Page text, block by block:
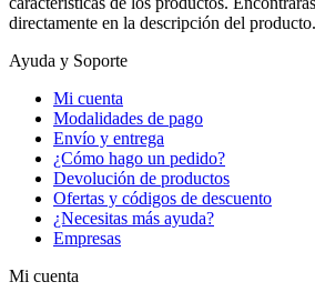
directamente en la descripción del producto.
Ayuda y Soporte
Mi cuenta
Modalidades de pago
Envío y entrega
¿Cómo hago un pedido?
Devolución de productos
Ofertas y códigos de descuento
¿Necesitas más ayuda?
Empresas
Mi cuenta